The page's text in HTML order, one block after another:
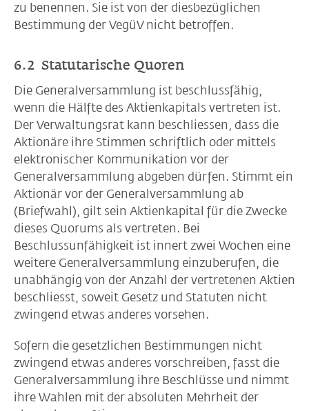
zu benennen. Sie ist von der diesbezüglichen
Bestimmung der VegüV nicht betroffen.
6.2 Statutarische Quoren
Die Generalversammlung ist beschlussfähig,
wenn die Hälfte des Aktienkapitals vertreten ist.
Der Verwaltungsrat kann beschliessen, dass die
Aktionäre ihre Stimmen schriftlich oder mittels
elektronischer Kommunikation vor der
Generalversammlung abgeben dürfen. Stimmt ein
Aktionär vor der Generalversammlung ab
(Briefwahl), gilt sein Aktienkapital für die Zwecke
dieses Quorums als vertreten. Bei
Beschlussunfähigkeit ist innert zwei Wochen eine
weitere Generalversammlung einzuberufen, die
unabhängig von der Anzahl der vertretenen Aktien
beschliesst, soweit Gesetz und Statuten nicht
zwingend etwas anderes vorsehen.
Sofern die gesetzlichen Bestimmungen nicht
zwingend etwas anderes vorschreiben, fasst die
Generalversammlung ihre Beschlüsse und nimmt
ihre Wahlen mit der absoluten Mehrheit der